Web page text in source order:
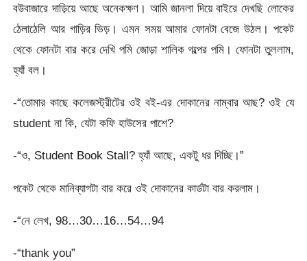
বউবাজারে দাড়িয়ে আছে অনেকক্ষণ। আমি জানলা দিয়ে বাইরে দেখছি লোকের
ঠেলাঠেলি আর গাড়ির ভিড়। এমন সময় আমার ফোনটা বেজে উঠল। পকেট
থেকে ফোনটা বার করে দেখি পমি জোড়া শালিক গল্পের পমি। ফোনটা তুললাম,
হ্যাঁ বল।
-“তোমার কাছে কলেজস্ট্রীটের ওই বই-এর দোকানের নাম্বার আছ? ওই যে
student না কি, যেটা কফি হাউসের পাশে?
-“ও, Student Book Stall? হ্যাঁ আছে, একটু ধর দিচ্ছি।”
পকেট থেকে মানিব্যাগটা বার করে ওই দোকানের কার্ডটা বার করলাম।
-“নে লেখ, 98…30…16…54…94
-“thank you”